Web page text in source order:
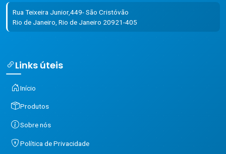
Rua Teixeira Junior,449- São Cristóvão
Rio de Janeiro, Rio de Janeiro 20921-405
Links úteis
Início
Produtos
Sobre nós
Política de Privacidade